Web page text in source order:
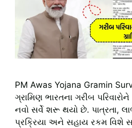
PM Awas Yojana Gramin
ગ્રામિણ ભારતના ગરીબ
નવો સર્વે શરૂ થયો છે. પાત્રતા,
પ્રક્રિયા અને સહાય રકમ વિશે